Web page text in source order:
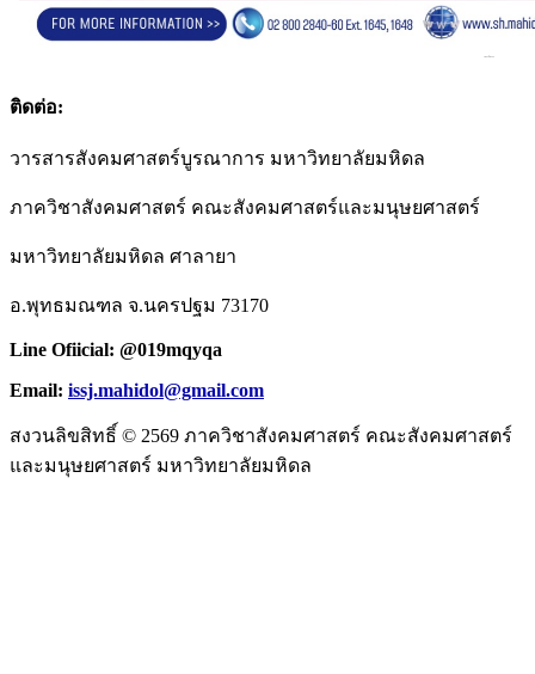
ติดต่อ:
วารสารสังคมศาสตร์บูรณาการ มหาวิทยาลัยมหิดล
ภาควิชาสังคมศาสตร์ คณะสังคมศาสตร์และมนุษยศาสตร์
มหาวิทยาลัยมหิดล ศาลายา
อ.พุทธมณฑล จ.นครปฐม 73170
Line Ofiicial: @019mqyqa
Email: issj.mahidol@gmail.com
สงวนลิขสิทธิ์ © 2569 ภาควิชาสังคมศาสตร์ คณะสังคมศาสตร์
และมนุษยศาสตร์ มหาวิทยาลัยมหิดล